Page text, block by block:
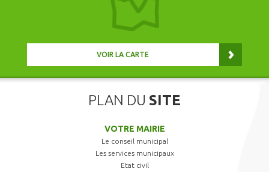
VOIR LA CARTE
PLAN DU SITE
VOTRE MAIRIE
Le conseil municipal
Les services municipaux
Etat civil